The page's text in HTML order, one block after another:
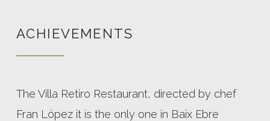
ACHIEVEMENTS
The Villa Retiro Restaurant, directed by chef
Fran López it is the only one in Baix Ebre